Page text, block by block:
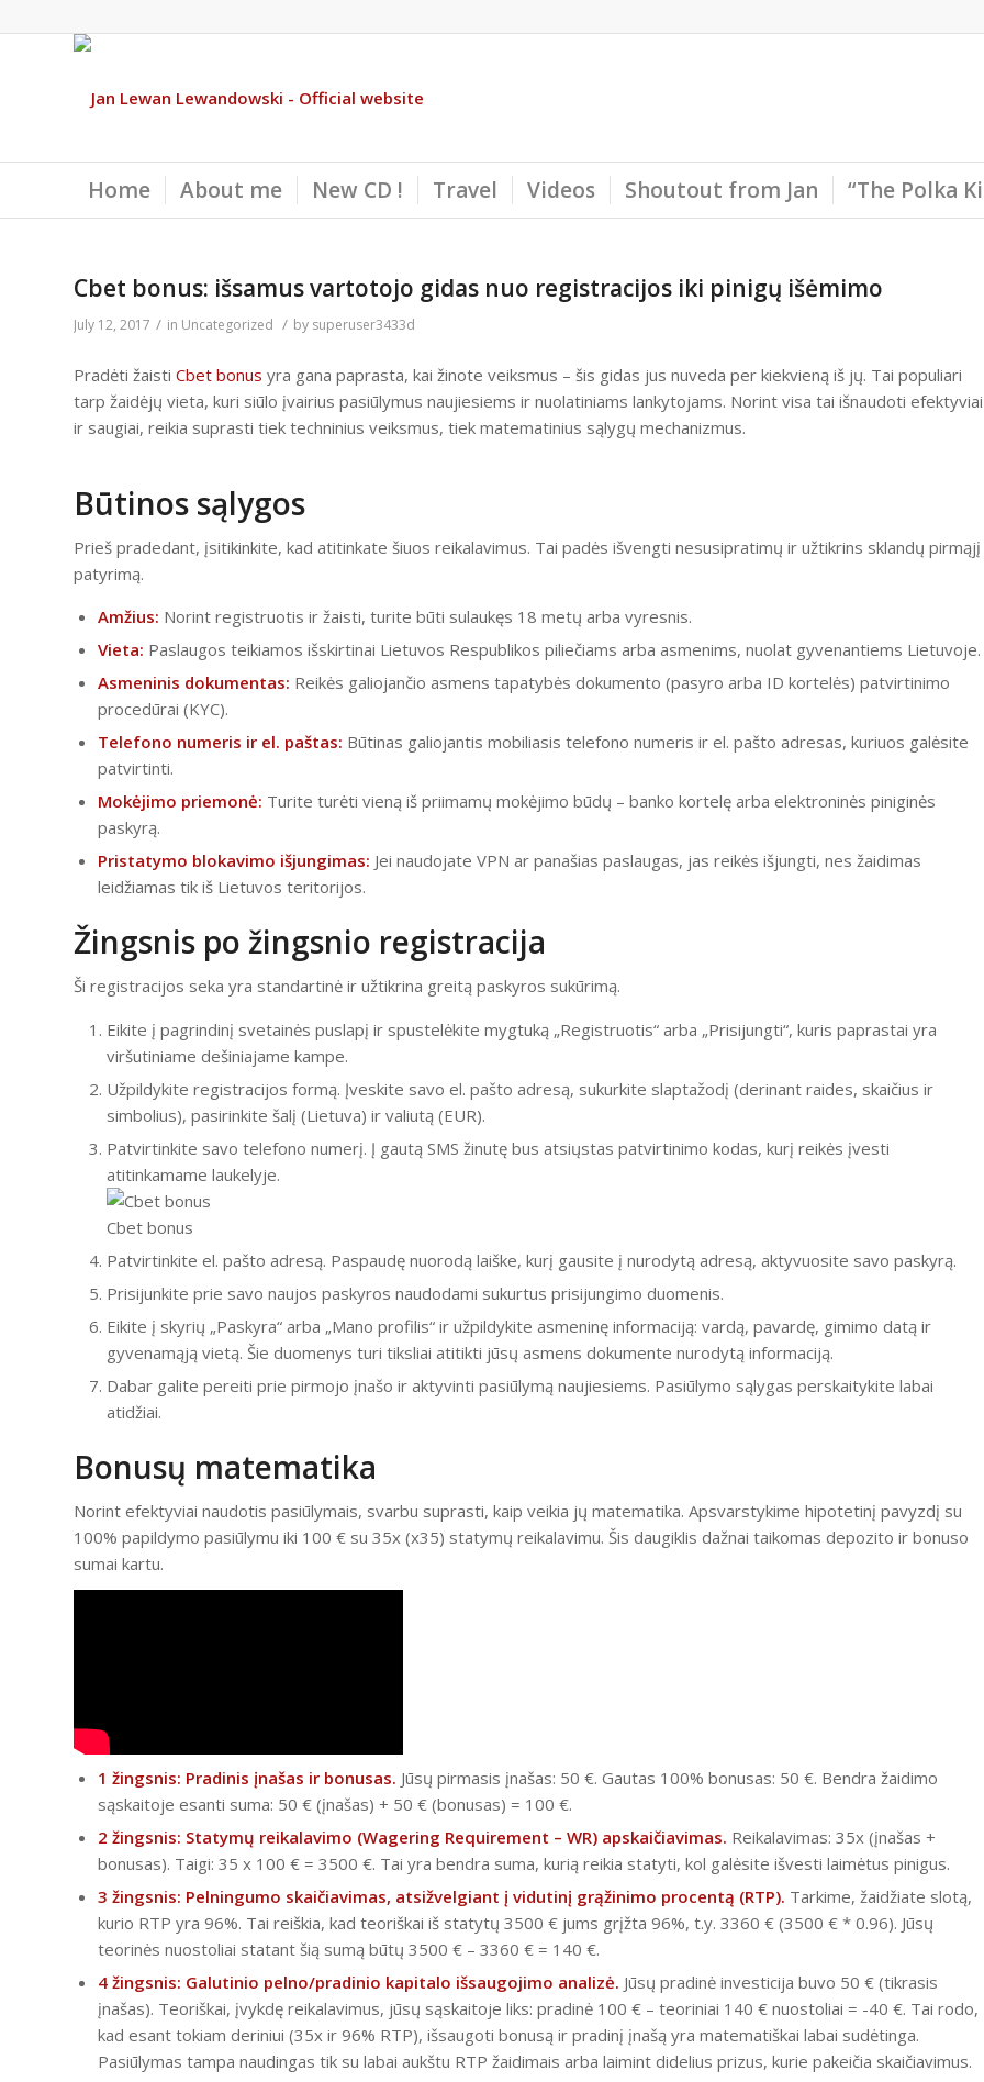
Home About me New CD ! Travel Videos Shoutout from Jan “The Polka
Cbet bonus: išsamus vartotojo gidas nuo registracijos iki pinigų išėmimo
July 12, 2017 / in Uncategorized / by superuser3433d
Pradėti žaisti Cbet bonus yra gana paprasta, kai žinote veiksmus – šis gidas jus nuveda per kiekvieną iš jų. Tai populiari
tarp žaidėjų vieta, kuri siūlo įvairius pasiūlymus naujiesiems ir nuolatiniams lankytojams. Norint visa tai išnaudoti efektyviai
ir saugiai, reikia suprasti tiek techninius veiksmus, tiek matematinius sąlygų mechanizmus.
Būtinos sąlygos
Prieš pradedant, įsitikinkite, kad atitinkate šiuos reikalavimus. Tai padės išvengti nesusipratimų ir užtikrins sklandų pirmąjį
patyrimą.
Amžius: Norint registruotis ir žaisti, turite būti sulaukęs 18 metų arba vyresnis.
Vieta: Paslaugos teikiamos išskirtinai Lietuvos Respublikos piliečiams arba asmenims, nuolat gyvenantiems Lietuvoje.
Asmeninis dokumentas: Reikės galiojančio asmens tapatybės dokumento (pasyro arba ID kortelės) patvirtinimo
procedūrai (KYC).
Telefono numeris ir el. paštas: Būtinas galiojantis mobiliasis telefono numeris ir el. pašto adresas, kuriuos galėsite
patvirtinti.
Mokėjimo priemonė: Turite turėti vieną iš priimamų mokėjimo būdų – banko kortelę arba elektroninės piniginės
paskyrą.
Pristatymo blokavimo išjungimas: Jei naudojate VPN ar panašias paslaugas, jas reikės išjungti, nes žaidimas
leidžiamas tik iš Lietuvos teritorijos.
Žingsnis po žingsnio registracija
Ši registracijos seka yra standartinė ir užtikrina greitą paskyros sukūrimą.
Eikite į pagrindinį svetainės puslapį ir spustelėkite mygtuką „Registruotis“ arba „Prisijungti“, kuris paprastai yra
viršutiniame dešiniajame kampe.
Užpildykite registracijos formą. Įveskite savo el. pašto adresą, sukurkite slaptažodį (derinant raides, skaičius ir
simbolius), pasirinkite šalį (Lietuva) ir valiutą (EUR).
Patvirtinkite savo telefono numerį. Į gautą SMS žinutę bus atsiųstas patvirtinimo kodas, kurį reikės įvesti
atitinkamame laukelyje.
Cbet bonus
Patvirtinkite el. pašto adresą. Paspaudę nuorodą laiške, kurį gausite į nurodytą adresą, aktyvuosite savo paskyrą.
Prisijunkite prie savo naujos paskyros naudodami sukurtus prisijungimo duomenis.
Eikite į skyrių „Paskyra“ arba „Mano profilis“ ir užpildykite asmeninę informaciją: vardą, pavardę, gimimo datą ir
gyvenamąją vietą. Šie duomenys turi tiksliai atitikti jūsų asmens dokumente nurodytą informaciją.
Dabar galite pereiti prie pirmojo įnašo ir aktyvinti pasiūlymą naujiesiems. Pasiūlymo sąlygas perskaitykite labai
atidžiai.
Bonusų matematika
Norint efektyviai naudotis pasiūlymais, svarbu suprasti, kaip veikia jų matematika. Apsvarstykime hipotetinį pavyzdį su
100% papildymo pasiūlymu iki 100 € su 35x (x35) statymų reikalavimu. Šis daugiklis dažnai taikomas depozito ir bonuso
sumai kartu.
1 žingsnis: Pradinis įnašas ir bonusas. Jūsų pirmasis įnašas: 50 €. Gautas 100% bonusas: 50 €. Bendra žaidimo
sąskaitoje esanti suma: 50 € (įnašas) + 50 € (bonusas) = 100 €.
2 žingsnis: Statymų reikalavimo (Wagering Requirement – WR) apskaičiavimas. Reikalavimas: 35x (įnašas +
bonusas). Taigi: 35 x 100 € = 3500 €. Tai yra bendra suma, kurią reikia statyti, kol galėsite išvesti laimėtus pinigus.
3 žingsnis: Pelningumo skaičiavimas, atsižvelgiant į vidutinį grąžinimo procentą (RTP). Tarkime, žaidžiate slotą,
kurio RTP yra 96%. Tai reiškia, kad teoriškai iš statytų 3500 € jums grįžta 96%, t.y. 3360 € (3500 € * 0.96). Jūsų
teorinės nuostoliai statant šią sumą būtų 3500 € – 3360 € = 140 €.
4 žingsnis: Galutinio pelno/pradinio kapitalo išsaugojimo analizė. Jūsų pradinė investicija buvo 50 € (tikrasis
įnašas). Teoriškai, įvykdę reikalavimus, jūsų sąskaitoje liks: pradinė 100 € – teoriniai 140 € nuostoliai = -40 €. Tai rodo,
kad esant tokiam deriniui (35x ir 96% RTP), išsaugoti bonusą ir pradinį įnašą yra matematiškai labai sudėtinga.
Pasiūlymas tampa naudingas tik su labai aukštu RTP žaidimais arba laimint didelius prizus, kurie pakeičia skaičiavimus.